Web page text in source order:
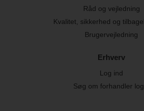
Råd og vejledning
Kvalitet, sikkerhed og
Brugervejledning
Erhverv
Log ind
Søg om forhandler